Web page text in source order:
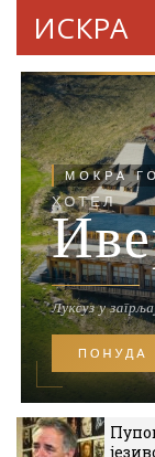
ИСКРА